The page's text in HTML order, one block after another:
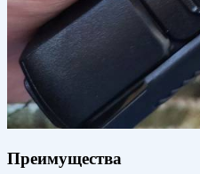
Преимущества